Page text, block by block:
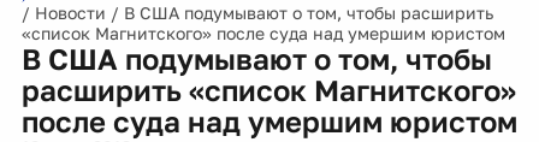
/ Новости / В США подумывают о том, чтобы расширить
«список Магнитского» после суда над умершим юристом
В США подумывают о том, чтобы
расширить «список Магнитского»
после суда над умершим юристом